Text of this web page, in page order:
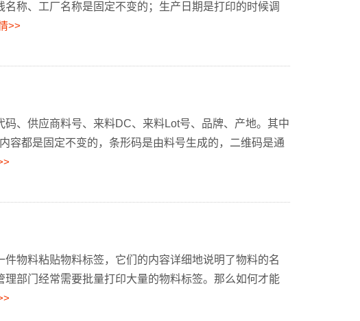
称、工厂名称是固定不变的；生产日期是打印的时候调
>>
、供应商料号、来料DC、来料Lot号、品牌、产地。其中
容都是固定不变的，条形码是由料号生成的，二维码是通
物料粘贴物料标签，它们的内容详细地说明了物料的名
部门经常需要批量打印大量的物料标签。那么如何才能